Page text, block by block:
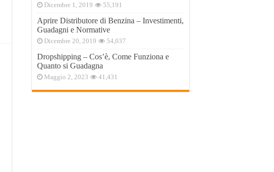
Dicembre 1, 2019 55,191
Aprire Distributore di Benzina – Investimenti,
Guadagni e Normative
Dicembre 20, 2019 54,037
Dropshipping – Cos’è, Come Funziona e
Quanto si Guadagna
Maggio 2, 2023 41,431